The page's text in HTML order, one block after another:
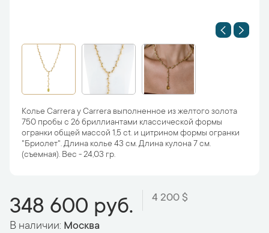
Колье Carrera y Carrera выполненное из желтого золота
750 пробы с 26 бриллиантами классической формы
огранки общей массой 1,5 ct. и цитрином формы огранки
"Бриолет". Длина колье 43 см. Длина кулона 7 см.
(съемная). Вес - 24,03 гр.
348 600 руб. 4 200 $
В наличии: Москва